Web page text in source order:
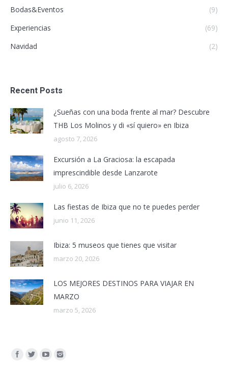
Bodas&Eventos
(9)
Experiencias
(69)
Navidad
(2)
Recent Posts
¿Sueñas con una boda frente al mar? Descubre
THB Los Molinos y di «sí quiero» en Ibiza
agosto 7, 2026
Excursión a La Graciosa: la escapada
imprescindible desde Lanzarote
julio 6, 2026
Las fiestas de Ibiza que no te puedes perder
junio 11, 2026
Ibiza: 5 museos que tienes que visitar
marzo 20, 2026
LOS MEJORES DESTINOS PARA VIAJAR EN
MARZO
marzo 5, 2026
Encuéntranos en: